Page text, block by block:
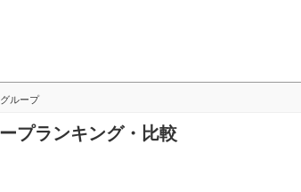
グループ
プランキング・比較